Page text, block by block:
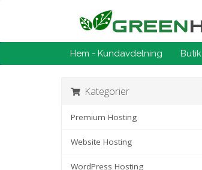
Hem - Kundavdelning Butik
Kategorier
Premium Hosting
Website Hosting
WordPress Hosting